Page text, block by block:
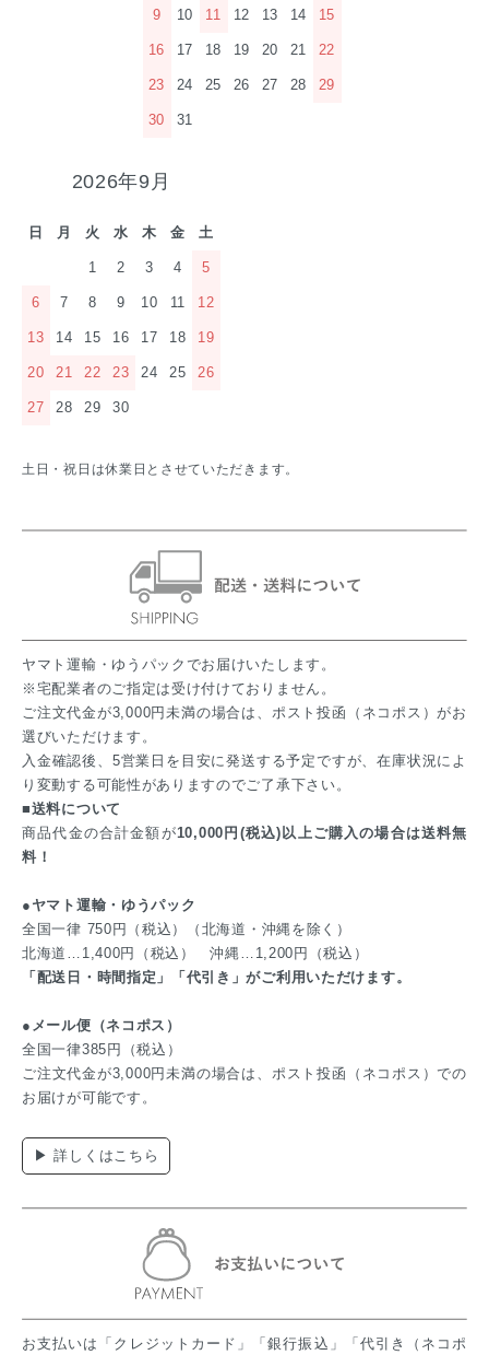
9 10 11 12 13 14 15
16 17 18 19 20 21 22
23 24 25 26 27 28 29
30 31
2026年9月
日 月 火 水 木 金 土
1 2 3 4 5
6 7 8 9 10 11 12
13 14 15 16 17 18 19
20 21 22 23 24 25 26
27 28 29 30
土日・祝日は休業日とさせていただきます。
ヤマト運輸・ゆうパックでお届けいたします。
※宅配業者のご指定は受け付けておりません。
ご注文代金が3,000円未満の場合は、ポスト投函（ネコポス）がお
選びいただけます。
入金確認後、5営業日を目安に発送する予定ですが、在庫状況によ
り変動する可能性がありますのでご了承下さい。
■送料について
商品代金の合計金額が10,000円(税込)以上ご購入の場合は送料無
料！
●ヤマト運輸・ゆうパック
全国一律 750円（税込）（北海道・沖縄を除く）
北海道…1,400円（税込） 沖縄…1,200円（税込）
「配送日・時間指定」「代引き」がご利用いただけます。
●メール便（ネコポス）
全国一律385円（税込）
ご注文代金が3,000円未満の場合は、ポスト投函（ネコポス）での
お届けが可能です。
▶ 詳しくはこちら
お支払いは「クレジットカード」「銀行振込」「代引き（ネコポ